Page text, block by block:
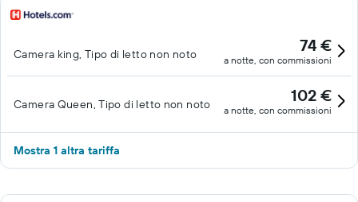
Camera king, Tipo di letto non noto 74 €
a notte, con commissioni
Camera Queen, Tipo di letto non noto 102 €
a notte, con commissioni
Mostra 1 altra tariffa